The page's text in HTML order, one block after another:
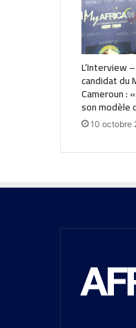
L’Interview
candidat du
Cameroun :
son modèle
10 octobre